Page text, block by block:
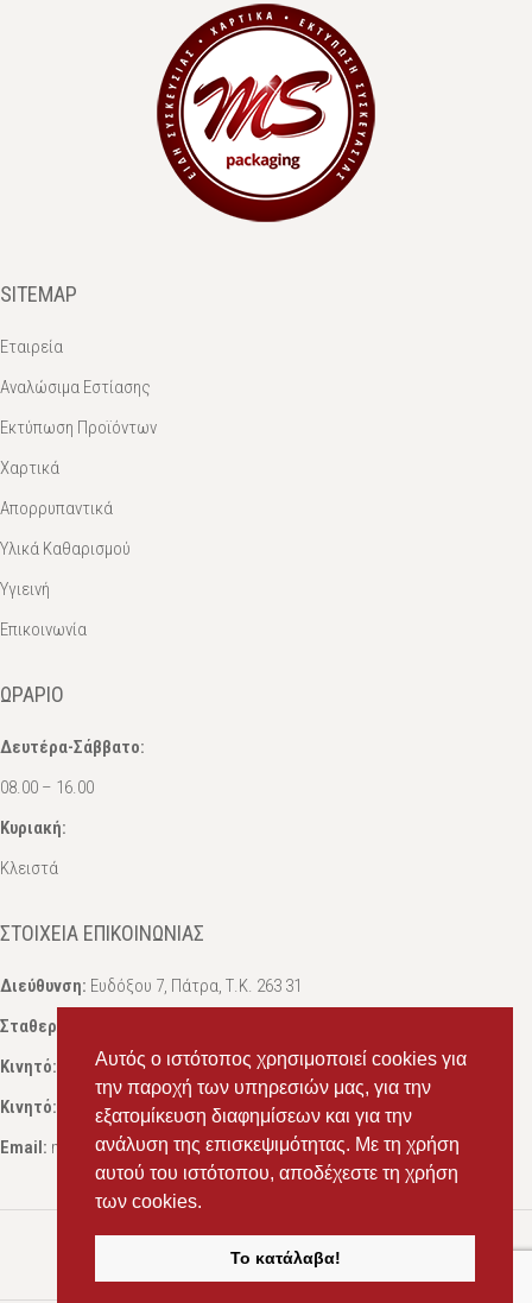
Αυτός ο ιστότοπος χρησιμοποιεί cookies για
την παροχή των υπηρεσιών μας, για την
εξατομίκευση διαφημίσεων και για την
ανάλυση της επισκεψιμότητας. Με τη χρήση
αυτού του ιστότοπου, αποδέχεστε τη χρήση
των cookies.
Το κατάλαβα!
SITEMAP
Εταιρεία
Αναλώσιμα Εστίασης
Εκτύπωση Προϊόντων
Χαρτικά
Απορρυπαντικά
Υλικά Καθαρισμού
Υγιεινή
Επικοινωνία
ΩΡΆΡΙΟ
Δευτέρα-Σάββατο:
08.00 – 16.00
Κυριακή:
Κλειστά
ΣΤΟΙΧΕΊΑ ΕΠΙΚΟΙΝΩΝΊΑΣ
Διεύθυνση: Ευδόξου 7, Πάτρα, Τ.Κ. 263 31
Σταθερό:
Κινητό:
69434 75072 , Σαλπόγλου Μαρία
Κινητό:
6946 504787, Σαλπόγλου Στέφανος
Email: ms.packst1@gmail.com